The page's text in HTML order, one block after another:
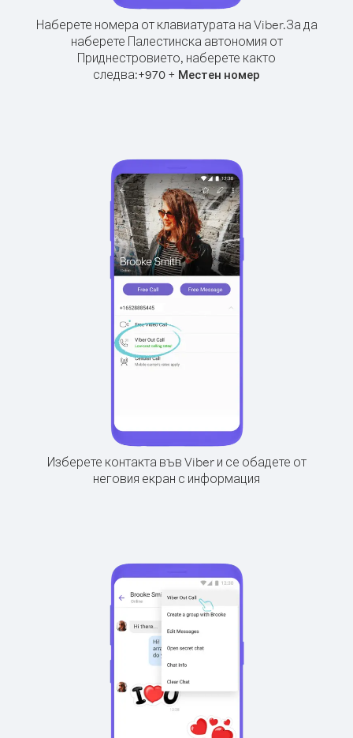
Наберете номера от клавиатурата на Viber.За да
наберете Палестинска автономия от
Приднестровието, наберете както
следва:+970 + Местен номер
Изберете контакта във Viber и се обадете от
неговия екран с информация